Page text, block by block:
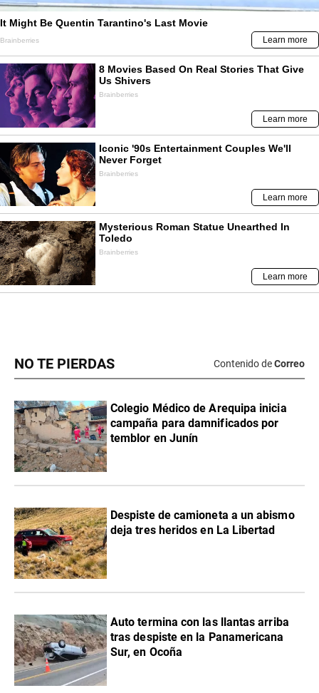
NO TE PIERDAS Contenido deCorreo
Colegio Médico de Arequipa inicia
campaña para damnificados por
temblor en Junín
Despiste de camioneta a un abismo
deja tres heridos en La Libertad
Auto termina con las llantas arriba
tras despiste en la Panamericana
Sur, en Ocoña